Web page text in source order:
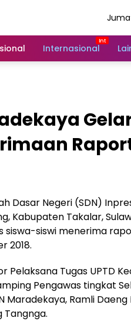
Internasional
Dasar Negeri (SDN)
Kabupaten Takalar,
siswa-siswi menerima
2018.
Pelaksana Tugas UPTD
Pengawas tingkat
Maradekaya, Ramli
Tangnga.